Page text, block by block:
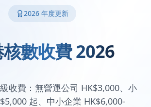
2026 年度更新
數收費 2026
收費：無營運公司 HK$3,000、小
起、中小企業 HK$6,000-